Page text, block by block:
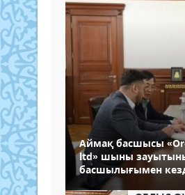
Аймақ басшысы
ltd» шыны
басшылығымен